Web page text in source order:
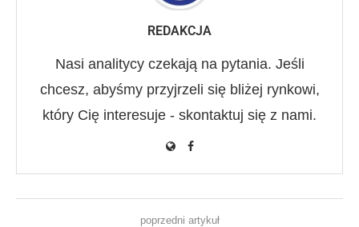
REDAKCJA
Nasi analitycy czekają na pytania. Jeśli
chcesz, abyśmy przyjrzeli się bliżej rynkowi,
który Cię interesuje - skontaktuj się z nami.
poprzedni artykuł